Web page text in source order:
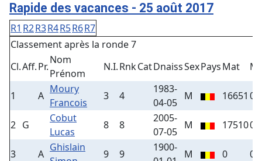
Rapide des vacances - 25 août 2017
R1 R2R3R4R5R6R7
Classement après la ronde 7
Cl.Aff.Pr.
Nom
Prénom
N.I.RnkCatDnaissSexPaysMat
1 A
Moury
Francois
3 4
1983-
04-05
M 16651 0
2 G
Cobut
Lucas
8 8
2005-
07-05
M 175100
3 A
Ghislain
9 9
1900-
M 0 0